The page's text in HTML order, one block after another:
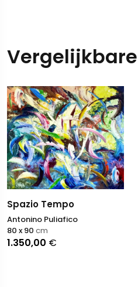
Spazio Tempo
Antonino Puliafico
1.350,00 €
80 x 90 cm